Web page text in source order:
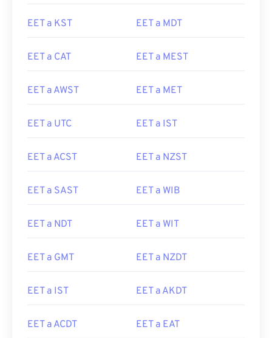
EET a KST EET a MDT
EET a CAT EET a MEST
EET a AWST EET a MET
EET a UTC EET a IST
EET a ACST EET a NZST
EET a SAST EET a WIB
EET a NDT EET a WIT
EET a GMT EET a NZDT
EET a IST EET a AKDT
EET a ACDT EET a EAT